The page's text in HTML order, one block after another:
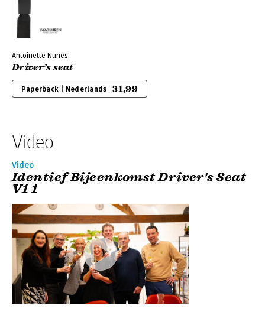
Antoinette Nunes
Driver’s seat
Paperback | Nederlands 31,99
Video
Video
Identief Bijeenkomst Driver's Seat
V1 1